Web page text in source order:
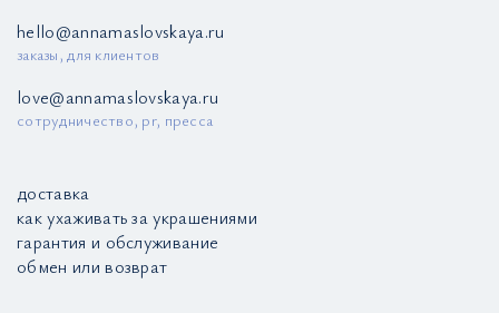
hello@annamaslovskaya.ru
заказы, для клиентов
love@annamaslovskaya.ru
сотрудничество, pr, пресса
доставка
как ухаживать за украшениями
гарантия и обслуживание
обмен или возврат